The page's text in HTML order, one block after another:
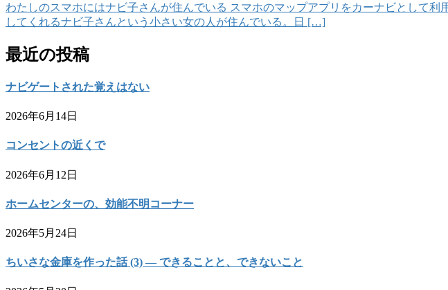
わたしのスマホにはナビ子さんが住んでいる スマホのマップアプリをカーナビとして
してくれるナビ子さんという小さい女の人が住んでいる。日 […]
最近の投稿
ナビゲートされた覚えはない
2026年6月14日
コンセントの近くで
2026年6月12日
ホームセンターの、効能不明コーナー
2026年5月24日
ちいさな金庫を作った話 (3) — できることと、できないこと